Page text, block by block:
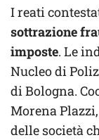
I reati
sottrazione
imposte. Le
Nucleo di
di Bologna.
Morena
delle società